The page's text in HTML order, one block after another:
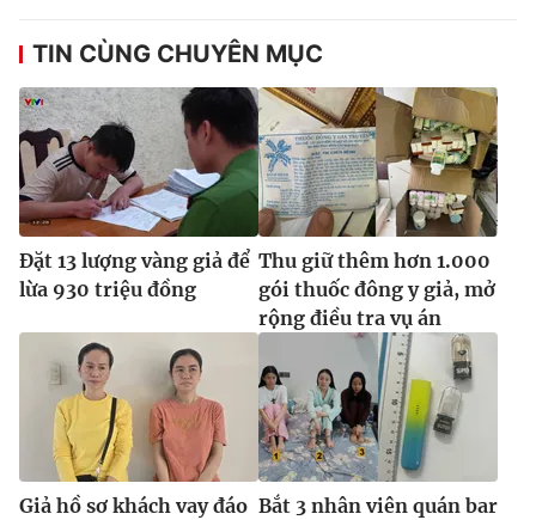
TIN CÙNG CHUYÊN MỤC
Đặt 13 lượng vàng giả để
lừa 930 triệu đồng
Thu giữ thêm hơn 1.000
gói thuốc đông y giả, mở
rộng điều tra vụ án
Giả hồ sơ khách vay đáo Bắt 3 nhân viên quán bar